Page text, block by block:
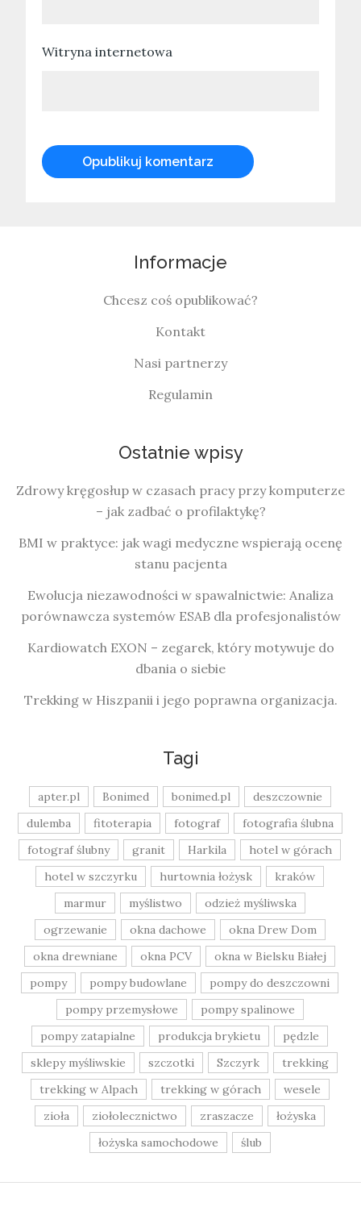
Witryna internetowa
Informacje
Chcesz coś opublikować?
Kontakt
Nasi partnerzy
Regulamin
Ostatnie wpisy
Zdrowy kręgosłup w czasach pracy przy komputerze
– jak zadbać o profilaktykę?
BMI w praktyce: jak wagi medyczne wspierają ocenę
stanu pacjenta
Ewolucja niezawodności w spawalnictwie: Analiza
porównawcza systemów ESAB dla profesjonalistów
Kardiowatch EXON – zegarek, który motywuje do
dbania o siebie
Trekking w Hiszpanii i jego poprawna organizacja.
Tagi
apter.pl Bonimed bonimed.pl
deszczownie
dulemba
fitoterapia fotograf
fotografia ślubna
fotograf ślubny
granit Harkila
hotel w górach
hotel w szczyrku
hurtownia łożysk
kraków
marmur
myślistwo
odzież myśliwska
ogrzewanie
okna dachowe
okna Drew Dom
okna drewniane
okna PCV
okna w Bielsku Białej
pompy
pompy budowlane
pompy do deszczowni
pompy przemysłowe
pompy spalinowe
pompy zatapialne
produkcja brykietu
pędzle
sklepy myśliwskie
szczotki Szczyrk
trekking
trekking w Alpach
trekking w górach
wesele
zioła
ziołolecznictwo zraszacze
łożyska
łożyska samochodowe
ślub